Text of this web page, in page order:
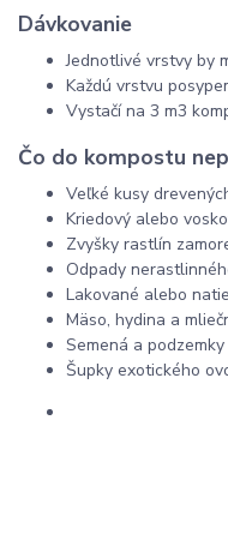
Dávkovanie
Jednotlivé vrstvy by
Každú vrstvu
Vystačí na 3 m3
Čo do kompostu
Veľké kusy
Kriedový alebo
Zvyšky rastlín
Odpady
Lakované alebo
Mäso, hydina a
Semená a
Šupky exotického